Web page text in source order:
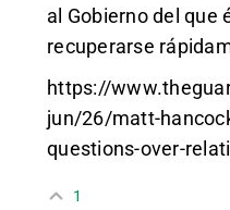
al Gobierno del que
recuperarse
https://
jun/26/matt-
questions-over-
1